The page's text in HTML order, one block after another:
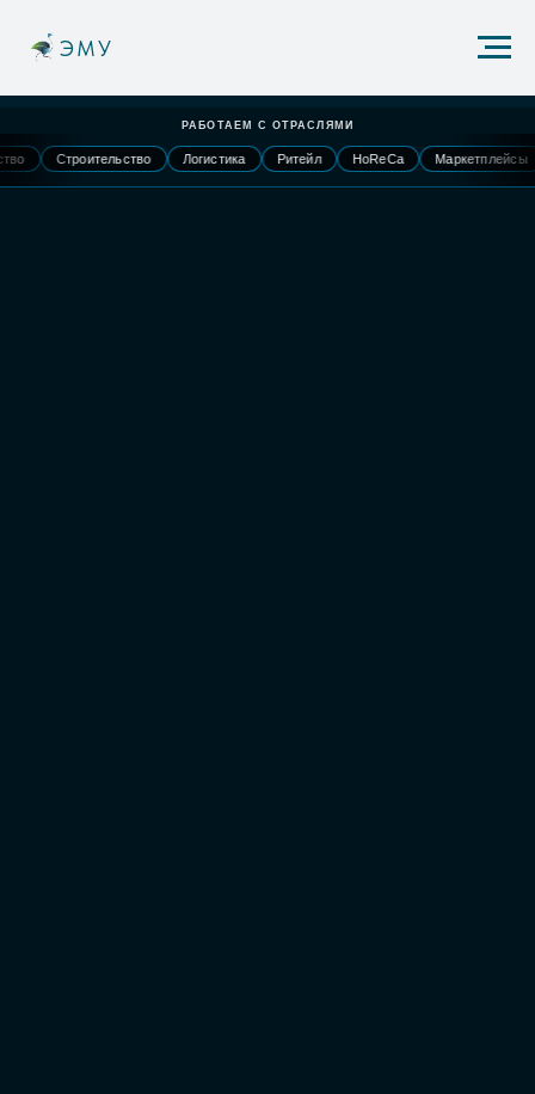
ЭМУ
РАБОТАЕМ С ОТРАСЛЯМИ
Строительство Логистика Ритейл HoReCa Маркетплейсы